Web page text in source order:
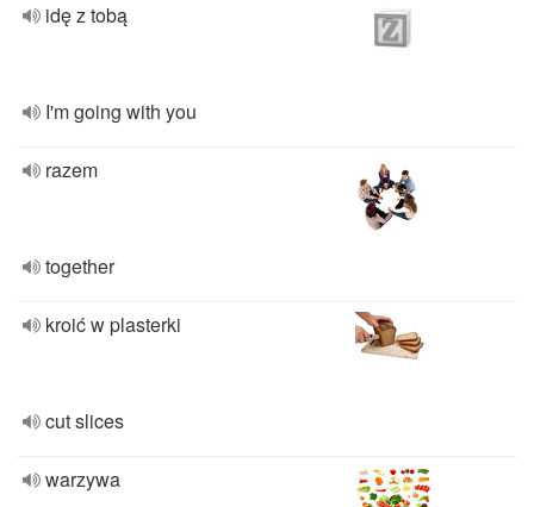
idę z tobą
I'm going with you
razem
together
kroić w plasterki
cut slices
warzywa